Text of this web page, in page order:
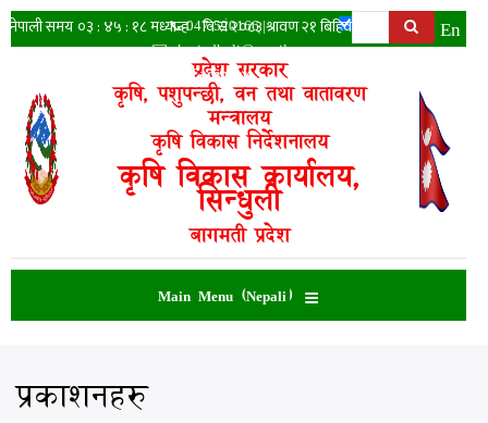
Skip
to
Search
📞047-520166|
✉️akcsindhuli@gmail.com
Facebook
En
प्रदेश सरकार
कृषि, पशुपन्छी, वन तथा वातावरण
मन्त्रालय
कृषि विकास निर्देशनालय
कृषि विकास कार्यालय,
सिन्धुली
बागमती प्रदेश
Main Menu (Nepali)
प्रकाशनहरु